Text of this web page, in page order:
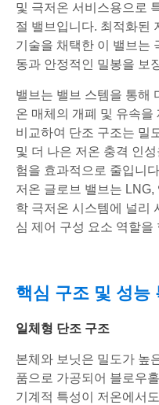
및 극저온 서비스용으로
절 밸브입니다. 최적화된
기술을 채택한 이 밸브는
동과 안정적인 밀봉을 보
밸브는 밸브 스템을 통해
온 매체의 개폐 및 유속
비교하여 단조 구조는 밀
및 더 나은 저온 충격 인
험을 효과적으로 줄입니
저온 글로브 밸브는
학 극저온 시스템에 널리
심 제어 구성 요소 역할을
핵심 구조 및 성능
일체형 단조 구조
본체와 보닛은 밀도가 높
품으로 가공되어 블로우
기계적 특성이 저온에서